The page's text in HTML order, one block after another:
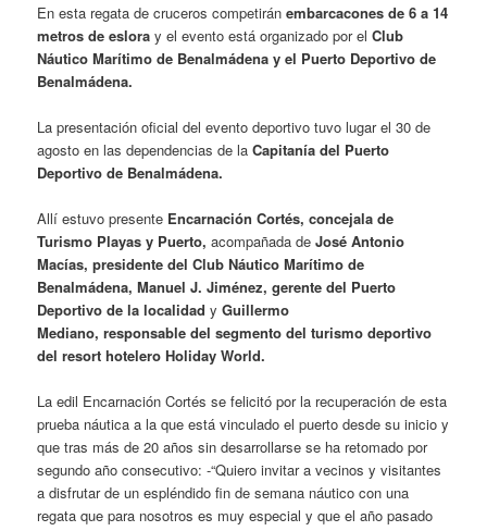
En esta regata de cruceros competirán embarcacones de 6 a 14
metros de eslora y el evento está organizado por elClub
Náutico Marítimo de Benalmádena y el Puerto Deportivo de
Benalmádena.
La presentación oficial del evento deportivo tuvo lugar el 30 de
agosto en las dependencias de laCapitanía del Puerto
Deportivo de Benalmádena.
Allí estuvo presente Encarnación Cortés, concejala de
Turismo Playas y Puerto, acompañada deJosé Antonio
Macías, presidente del Club Náutico Marítimo de
Benalmádena, Manuel J. Jiménez, gerente del Puerto
Deportivo de la localidad yGuillermo
Mediano, responsable del segmento del turismo deportivo
del resort hotelero Holiday World.
La edil Encarnación Cortés se felicitó por la recuperación de esta
prueba náutica a la que está vinculado el puerto desde su inicio y
que tras más de 20 años sin desarrollarse se ha retomado por
segundo año consecutivo: -“Quiero invitar a vecinos y visitantes
a disfrutar de un espléndido fin de semana náutico con una
regata que para nosotros es muy especial y que el año pasado